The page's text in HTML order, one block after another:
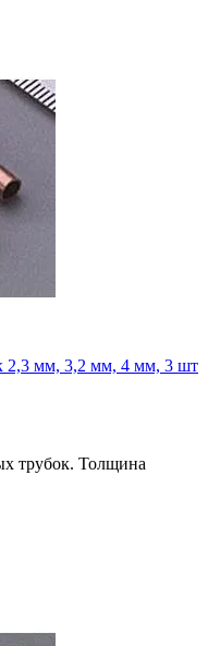
2,3 мм, 3,2 мм, 4 мм, 3 шт
трубок. Толщина